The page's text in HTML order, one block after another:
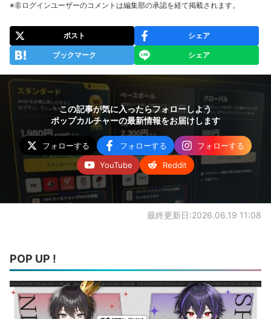
※非ログインユーザーのコメントは編集部の承認を経て掲載されます。
ポスト シェア
ブックマーク シェア
この記事が気に入ったらフォローしよう
ポップカルチャーの最新情報をお届けします
フォローする フォローする
フォローする
YouTube
Reddit
最終更新日:2026.06.19 11:08
POP UP !